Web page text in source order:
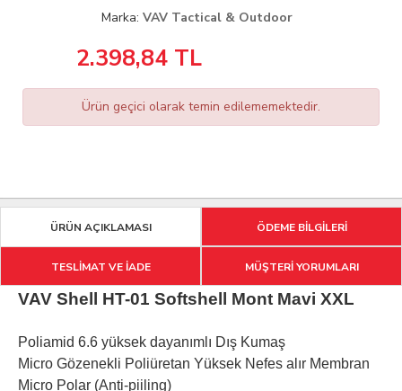
Marka: VAV Tactical & Outdoor
2.398,84TL
Ürün geçici olarak temin edilememektedir.
ÜRÜN AÇIKLAMASI ÖDEME BİLGİLERİ
TESLİMAT VE İADE MÜŞTERİ YORUMLARI
VAV Shell HT-01 Softshell Mont Mavi XXL
Poliamid 6.6 yüksek dayanımlı Dış Kumaş
Micro Gözenekli Poliüretan Yüksek Nefes alır Membran
Micro Polar (Anti-piiling)